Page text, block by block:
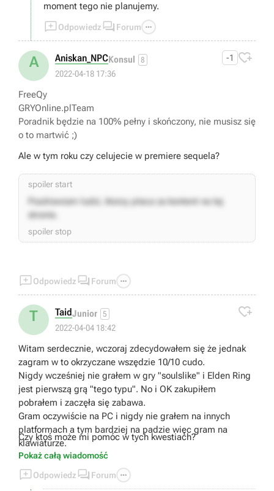
moment tego nie planujemy.
Odpowiedz  Forum 
A Aniskan_NPCKonsul 8
2022-04-18 17:36
-1 
FreeQy
GRYOnline.plTeam
Poradnik będzie na 100% pełny i skończony, nie musisz się
o to martwić ;)
Ale w tym roku czy celujecie w premiere sequela?
spoiler start
Pozdrawiam ludzi, ktorzy placa za kontent na tej
stronie.
spoiler stop
Odpowiedz  Forum 
T TaidJunior 5
2022-04-04 18:42

Witam serdecznie, wczoraj zdecydowałem się że jednak
zagram w to okrzyczane wszędzie 10/10 cudo.
Nigdy wcześniej nie grałem w gry "soulslike" i Elden Ring
jest pierwszą grą "tego typu". No i OK zakupiłem
pobrałem i zaczęła się zabawa.
Gram oczywiście na PC i nigdy nie grałem na innych
platformach a tym bardziej na padzie więc gram na
klawiaturze.
O tym jak wygląda konwersja sterowania z pada na
klawiaturę nie chcę rozmawiać bo jest jak jest i OK ale za
cholerę nie mogę np. rozkimać jak mogę przypisać do
Czy ktoś może mi pomóc w tych kwestiach?
Pokaż całą wiadomość
Odpowiedz  Forum 